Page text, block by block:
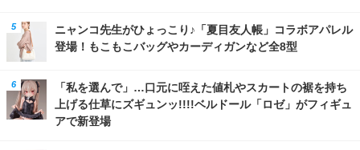
ニャンコ先生がひょっこり♪「夏目友人帳」コラボアパレル
登場！もこもこバッグやカーディガンなど全8型
「私を選んで」…口元に咥えた値札やスカートの裾を持ち
上げる仕草にズギュンッ!!!!ベルドール「ロゼ」がフィギュ
アで新登場